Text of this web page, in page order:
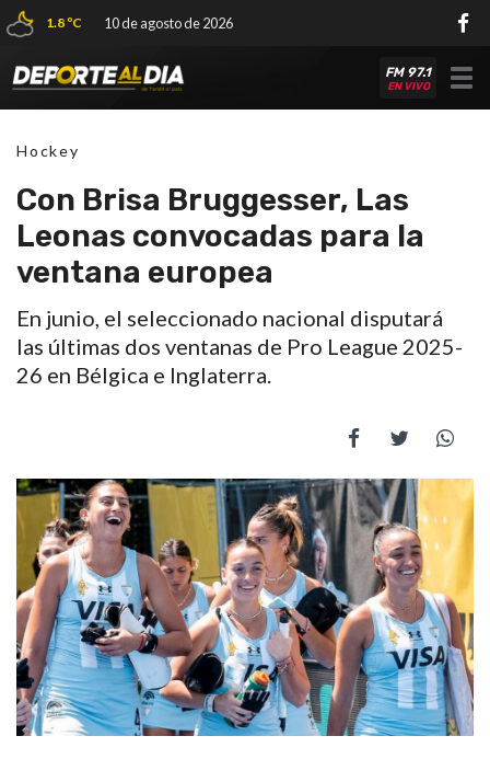
1.8 ºC 10 de agosto de 2026
FM 97.1
EN VIVO
Hockey
Con Brisa Bruggesser, Las
Leonas convocadas para la
ventana europea
En junio, el seleccionado nacional disputará
las últimas dos ventanas de Pro League 2025-
26 en Bélgica e Inglaterra.